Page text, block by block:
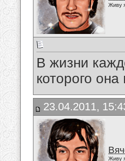
Живу
В жизни
которого
23.04.2011,
Живу